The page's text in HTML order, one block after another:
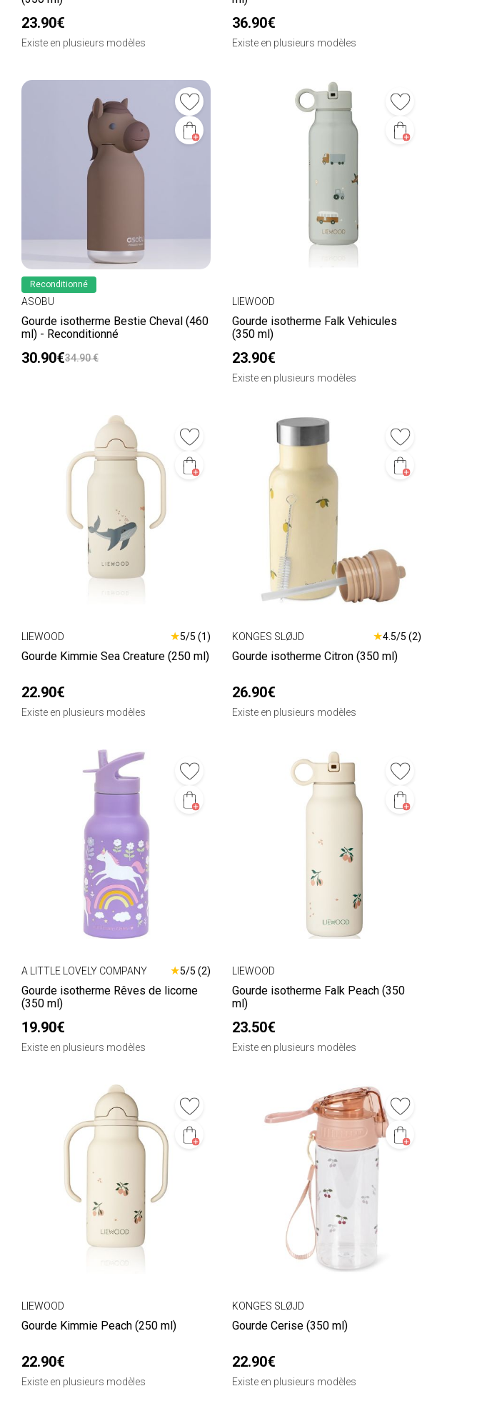
23.90€
Existe en plusieurs modèles
36.90€
Existe en plusieurs modèles
Reconditionné
ASOBU
Gourde isotherme Bestie Cheval (460
ml) - Reconditionné
30.90€34.90 €
LIEWOOD
Gourde isotherme Falk Vehicules
(350 ml)
23.90€
Existe en plusieurs modèles
LIEWOOD ★5/5 (1)
Gourde Kimmie Sea Creature (250 ml)
22.90€
Existe en plusieurs modèles
KONGES SLØJD ★4.5/5 (2)
Gourde isotherme Citron (350 ml)
26.90€
Existe en plusieurs modèles
A LITTLE LOVELY COMPANY ★5/5 (2)
Gourde isotherme Rêves de licorne
(350 ml)
19.90€
Existe en plusieurs modèles
LIEWOOD
Gourde isotherme Falk Peach (350
ml)
23.50€
Existe en plusieurs modèles
LIEWOOD
Gourde Kimmie Peach (250 ml)
22.90€
Existe en plusieurs modèles
KONGES SLØJD
Gourde Cerise (350 ml)
22.90€
Existe en plusieurs modèles